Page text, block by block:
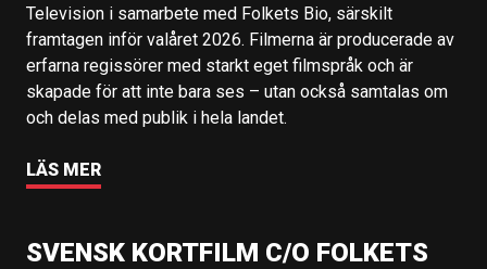
Television i samarbete med Folkets Bio, särskilt
framtagen inför valåret 2026. Filmerna är producerade av
erfarna regissörer med starkt eget filmspråk och är
skapade för att inte bara ses – utan också samtalas om
och delas med publik i hela landet.
LÄS MER
SVENSK KORTFILM C/O FOLKETS